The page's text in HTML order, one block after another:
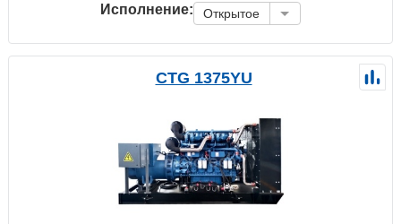
Исполнение: Открытое
CTG 1375YU